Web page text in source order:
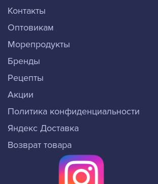
Контакты
Оптовикам
Морепродукты
Бренды
Рецепты
Акции
Политика конфиденциальности
Яндекс Доставка
Возврат товара